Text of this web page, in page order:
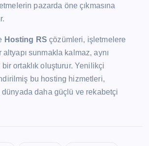
pazarda öne çıkmasına
Hosting RS çözümleri, işletmelere
sunmakla kalmaz, aynı
ortaklık oluşturur. Yenilikçi
bu hosting hizmetleri,
daha güçlü ve rekabetçi